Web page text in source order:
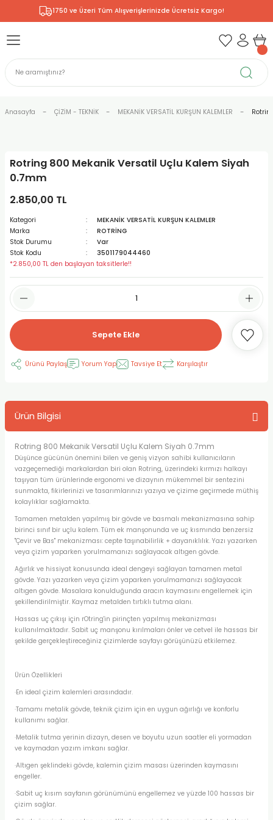
1750 ve Üzeri Tüm Alışverişlerinizde Ücretsiz Kargo!
Geri Dön
BOYALAR
BOYALAR
ve RENKLENDİRİCİLERİ
Geri Dön
(PRİMERS)
SEHPALARI
Geri Dön
FIRÇALAR
FIRÇALAR
Geri Dön
ve DEFTERLERİ
VE TÜPLERİ
UÇLAR (MİN)
KURŞUN KALEMLER
Geri Dön
MALZEMELERİ
Geri Dön
Geri Dön
KIRTASİYE
KALEMLERİ
ÜRÜNLERİ
Anasayfa ÇİZİM - TEKNİK MEKANİK VERSATİL KURŞUN KALEMLER
Rotring 800 Mekanik Versatil Uçlu Kalem Siyah
0.7mm
2.850,00 TL
Kategori
MEKANİK VERSATİL KURŞUN KALEMLER
Marka
ROTRİNG
Stok Durumu
Var
Stok Kodu
3501179044460
*2.850,00 TL den başlayan taksitlerle!!
Sepete Ekle
Ürünü Paylaş Yorum Yap Tavsiye Et Karşılaştır
Ürün Bilgisi
Rotring 800 Mekanik Versatil Uçlu Kalem Siyah 0.7mm
Düşünce gücünün önemini bilen ve geniş vizyon sahibi kullanıcıların
vazgeçemediği markalardan biri olan Rotring, üzerindeki kırmızı halkayı
taşıyan tüm ürünlerinde ergonomi ve dizaynın mükemmel bir sentezini
sunmakta, fikirlerinizi ve tasarımlarınızı yazıya ve çizime geçirmede müthiş
kolaylıklar sağlamakta.
Tamamen metalden yapılmış bir gövde ve basmalı mekanizmasına sahip
birinci sınıf bir uçlu kalem. Tüm ek manşonunda ve uç kısmında benzersiz
"Çevir ve Bas" mekanizması: cepte taşınabilirlik + dayanıklılık. Yazı yazarken
veya çizim yaparken yorulmamanızı sağlayacak altıgen gövde.
Ağırlık ve hissiyat konusunda ideal dengeyi sağlayan tamamen metal
gövde. Yazı yazarken veya çizim yaparken yorulmamanızı sağlayacak
altıgen gövde. Masalara konulduğunda aracın kaymasını engellemek için
şekillendirilmiştir. Kaymaz metalden tırtıklı tutma alanı.
Hassas uç çıkışı için rOtring'in pirinçten yapılmış mekanizması
kullanılmaktadır. Sabit uç manşonu kırılmaları önler ve cetvel ile hassas bir
şekilde gerçekleştireceğiniz çizimlerde sayfayı görüşünüzü etkilemez.
Ürün Özellikleri
·En ideal çizim kalemleri arasındadır.
·Tamamı metalik gövde, teknik çizim için en uygun ağırlığı ve konforlu
kullanımı sağlar.
·Metalik tutma yerinin dizayn, desen ve boyutu uzun saatler eli yormadan
ve kaymadan yazım imkanı sağlar.
·Altıgen şeklindeki gövde, kalemin çizim masası üzerinden kaymasını
engeller.
·Sabit uç kısım sayfanın görünümünü engellemez ve yüzde 100 hassas bir
çizim sağlar.